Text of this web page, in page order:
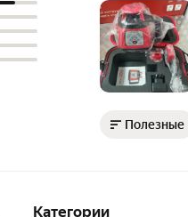
Полезные
Категории